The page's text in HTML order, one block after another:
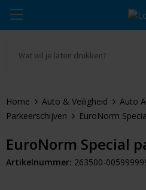
Drinkwaren
Tassen & Reizen
Alle promosnoepje
Zomer
Kerst
Thule
Alle merken
Home Auto & Veiligheid
Auto
Parkeerschijven
EuroNorm
EuroNorm Special
Artikelnummer: 263500-